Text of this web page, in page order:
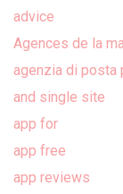
advice
Agences de la
agenzia di posta
and single site
app for
app free
app reviews